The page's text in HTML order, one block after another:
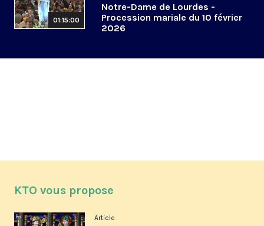
01:15:00
Notre-Dame de Lourdes -
Procession mariale du 10 février
2026
KTO vous propose
Article